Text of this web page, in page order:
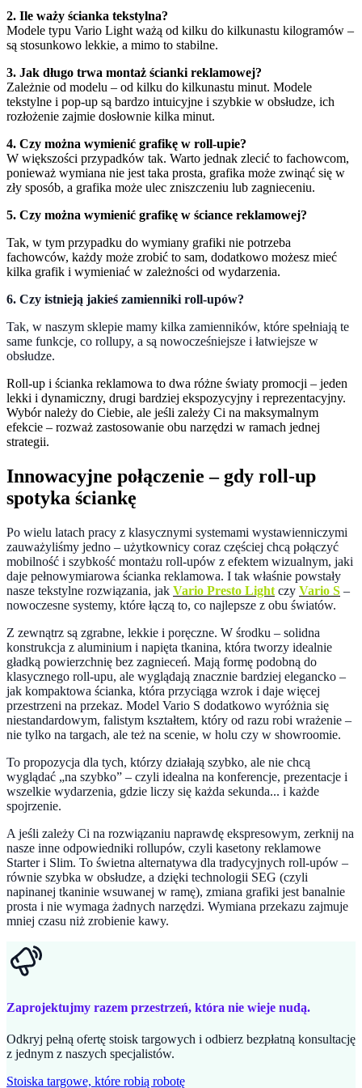
2. Ile waży ścianka tekstylna?
Modele typu Vario Light ważą od kilku do kilkunastu kilogramów –
są stosunkowo lekkie, a mimo to stabilne.
3. Jak długo trwa montaż ścianki reklamowej?
Zależnie od modelu – od kilku do kilkunastu minut. Modele
tekstylne i pop-up są bardzo intuicyjne i szybkie w obsłudze, ich
rozłożenie zajmie dosłownie kilka minut.
4. Czy można wymienić grafikę w roll-upie?
W większości przypadków tak. Warto jednak zlecić to fachowcom,
ponieważ wymiana nie jest taka prosta, grafika może zwinąć się w
zły sposób, a grafika może ulec zniszczeniu lub zagnieceniu.
5. Czy można wymienić grafikę w ściance reklamowej?
Tak, w tym przypadku do wymiany grafiki nie potrzeba
fachowców, każdy może zrobić to sam, dodatkowo możesz mieć
kilka grafik i wymieniać w zależności od wydarzenia.
6. Czy istnieją jakieś zamienniki roll-upów?
Tak, w naszym sklepie mamy kilka zamienników, które spełniają te
same funkcje, co rollupy, a są nowocześniejsze i łatwiejsze w
obsłudze.
Roll-up i ścianka reklamowa to dwa różne światy promocji – jeden
lekki i dynamiczny, drugi bardziej ekspozycyjny i reprezentacyjny.
Wybór należy do Ciebie, ale jeśli zależy Ci na maksymalnym
efekcie – rozważ zastosowanie obu narzędzi w ramach jednej
strategii.
Innowacyjne połączenie – gdy roll-up
spotyka ściankę
Po wielu latach pracy z klasycznymi systemami wystawienniczymi
zauważyliśmy jedno – użytkownicy coraz częściej chcą połączyć
mobilność i szybkość montażu roll-upów z efektem wizualnym, jaki
daje pełnowymiarowa ścianka reklamowa. I tak właśnie powstały
nasze tekstylne rozwiązania, jak Vario Presto Light czy Vario S –
nowoczesne systemy, które łączą to, co najlepsze z obu światów.
Z zewnątrz są zgrabne, lekkie i poręczne. W środku – solidna
konstrukcja z aluminium i napięta tkanina, która tworzy idealnie
gładką powierzchnię bez zagnieceń. Mają formę podobną do
klasycznego roll-upu, ale wyglądają znacznie bardziej elegancko –
jak kompaktowa ścianka, która przyciąga wzrok i daje więcej
przestrzeni na przekaz. Model Vario S dodatkowo wyróżnia się
niestandardowym, falistym kształtem, który od razu robi wrażenie –
nie tylko na targach, ale też na scenie, w holu czy w showroomie.
To propozycja dla tych, którzy działają szybko, ale nie chcą
wyglądać „na szybko” – czyli idealna na konferencje, prezentacje i
wszelkie wydarzenia, gdzie liczy się każda sekunda... i każde
spojrzenie.
A jeśli zależy Ci na rozwiązaniu naprawdę ekspresowym, zerknij na
nasze inne odpowiedniki rollupów, czyli kasetony reklamowe
Starter i Slim. To świetna alternatywa dla tradycyjnych roll-upów –
równie szybka w obsłudze, a dzięki technologii SEG (czyli
napinanej tkaninie wsuwanej w ramę), zmiana grafiki jest banalnie
prosta i nie wymaga żadnych narzędzi. Wymiana przekazu zajmuje
mniej czasu niż zrobienie kawy.
Zaprojektujmy razem przestrzeń, która nie wieje nudą.
Odkryj pełną ofertę stoisk targowych i odbierz bezpłatną konsultację
z jednym z naszych specjalistów.
Stoiska targowe, które robią robotę